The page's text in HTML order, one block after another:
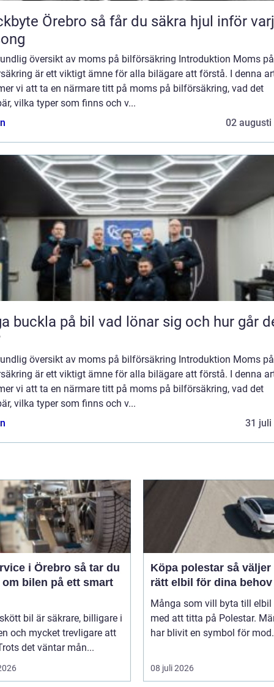
så får du säkra hjul inför varje
översikt av moms på bilförsäkring Introduktion Moms på
är ett viktigt ämne för alla bilägare att förstå. I denna
vi att ta en närmare titt på moms på bilförsäkring, vad det
vilka typer som finns och v...
02 augusti
på bil vad lönar sig och hur går det
översikt av moms på bilförsäkring Introduktion Moms på
är ett viktigt ämne för alla bilägare att förstå. I denna
vi att ta en närmare titt på moms på bilförsäkring, vad det
vilka typer som finns och v...
31 juli
i Örebro så tar du
om bilen på ett smart
bil är säkrare, billigare i
och mycket trevligare att
det väntar mån...
Köpa polestar så väljer du
rätt elbil för dina behov
Många som vill byta till elbil
med att titta på Polestar.
har blivit en symbol för
08 juli 2026